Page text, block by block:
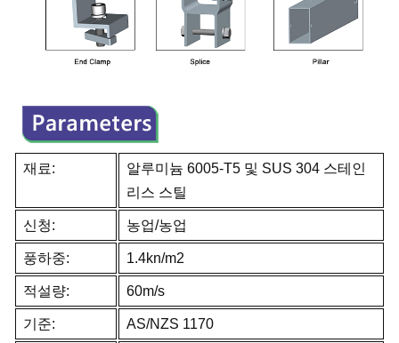
재료:
알루미늄 6005-T5 및 SUS 304 스테인
리스 스틸
신청: 농업/농업
풍하중: 1.4kn/m2
적설량: 60m/s
기준: AS/NZS 1170